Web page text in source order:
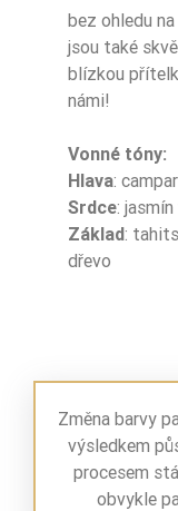
bez ohledu
jsou také
blízkou
námi!
Vonné tóny:
Hlava:
Srdce:
Základ:
dřevo
Změna barvy
výsledkem
procesem
obvykle